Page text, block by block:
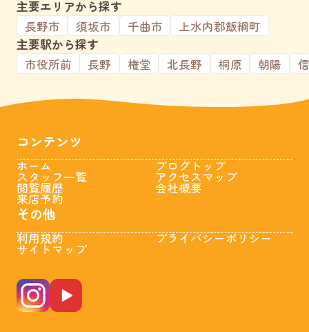
主要エリアから探す
長野市
須坂市 千曲市
上水内郡飯綱町
主要駅から探す
市役所前
長野 権堂 北長野 桐原 朝陽
コンテンツ
ホーム
スタッフ一覧
閲覧履歴
来店予約
ブログトップ
アクセスマップ
会社概要
その他
利用規約
サイトマップ
プライバシーポリシー